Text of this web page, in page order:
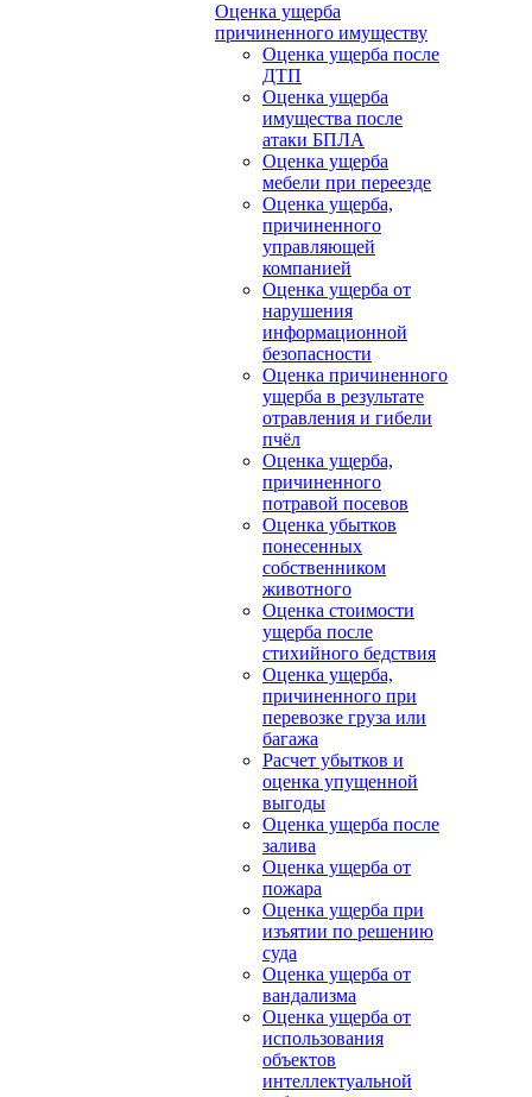
Оценка ущерба
причиненного имуществу
Оценка ущерба после
ДТП
Оценка ущерба
имущества после
атаки БПЛА
Оценка ущерба
мебели при переезде
Оценка ущерба,
причиненного
управляющей
компанией
Оценка ущерба от
нарушения
информационной
безопасности
Оценка причиненного
ущерба в результате
отравления и гибели
пчёл
Оценка ущерба,
причиненного
потравой посевов
Оценка убытков
понесенных
собственником
животного
Оценка стоимости
ущерба после
стихийного бедствия
Оценка ущерба,
причиненного при
перевозке груза или
багажа
Расчет убытков и
оценка упущенной
выгоды
Оценка ущерба после
залива
Оценка ущерба от
пожара
Оценка ущерба при
изъятии по решению
суда
Оценка ущерба от
вандализма
Оценка ущерба от
использования
объектов
интеллектуальной